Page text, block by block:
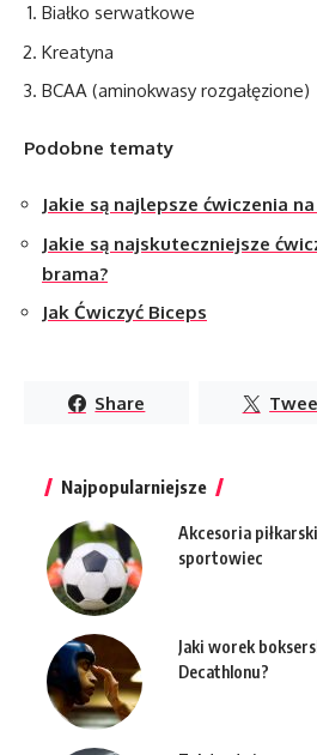
Białko serwatkowe
Kreatyna
BCAA (aminokwasy rozgałęzione)
Podobne tematy
Jakie są najlepsze ćwiczenia
Jakie są najskuteczniejsze
brama?
Jak Ćwiczyć Biceps
Share
Najpopularniejsze
Akcesoria
sportowiec
Jaki worek
Decathlonu?